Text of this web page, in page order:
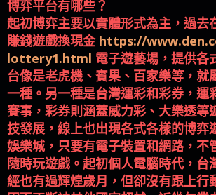
博弈平台有哪些？
起初博弈主要以實體形式為主，過去
賺錢遊戲換現金 https://
lottery1.html 電子遊藝場，提供各
台像是老虎機、賓果、百家樂等，就
一種。另一種是台灣運彩和彩券，運
賽事，彩券則涵蓋威力彩、大樂透等
技發展，線上也出現各式各樣的博弈
娛樂城，只要有電子裝置和網路，不
隨時玩遊戲。起初個人電腦時代，台
經也有過輝煌歲月，但卻沒有跟上行